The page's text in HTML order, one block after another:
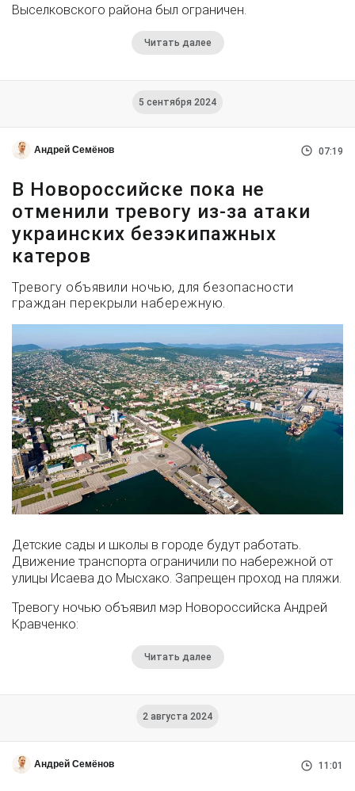
Выселковского района был ограничен.
Читать далее
5 сентября 2024
Андрей Семёнов 07:19
В Новороссийске пока не
отменили тревогу из-за атаки
украинских безэкипажных
катеров
Тревогу объявили ночью, для безопасности
граждан перекрыли набережную.
Детские сады и школы в городе будут работать.
Движение транспорта ограничили по набережной от
улицы Исаева до Мысхако. Запрещен проход на пляжи.
Тревогу ночью объявил мэр Новороссийска Андрей
Кравченко:
Читать далее
2 августа 2024
Андрей Семёнов 11:01